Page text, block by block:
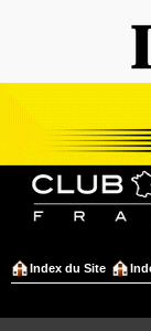
Index du Site